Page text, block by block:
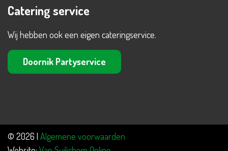
Catering service
Wij hebben ook een eigen cateringservice.
Doornik Partyservice
© 2026 | Algemene voorwaarden